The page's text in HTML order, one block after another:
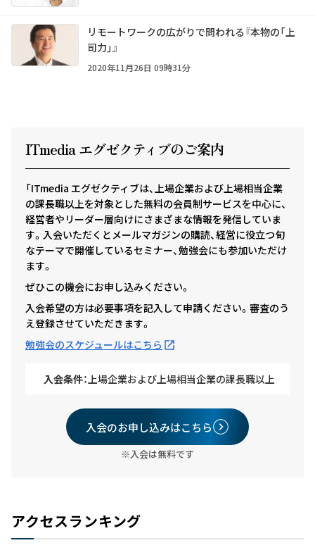
リモートワークの広がりで問われる『本物の「上
司力」』
2020年11月26日 09時31分
ITmedia エグゼクティ ブのご案内
「ITmedia エグゼクティブは、上場企業および上場相当企業
の課長職以上を対象とした無料の会員制サービスを中心に、
経営者やリーダー層向けにさまざまな情報を発信していま
す。入会いただくとメールマガジンの購読、経営に役立つ旬
なテーマで開催しているセミナー、勉強会にも参加いただけ
ます。
ぜひこの機会にお申し込みください。
入会希望の方は必要事項を記入して申請ください。審査のう
え登録させていただきます。
勉強会のスケジュールはこちら
入会条件：上場企業および上場相当企業の課長職以上
入会のお申し込みはこちら
※入会は無料です
アクセスランキング